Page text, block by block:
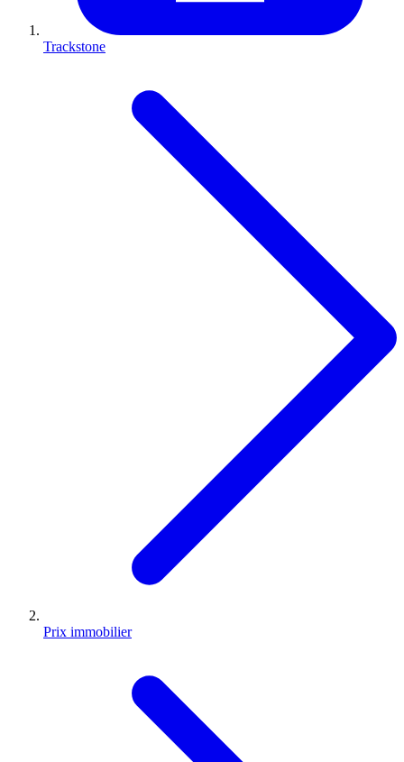
Trackstone
Prix immobilier